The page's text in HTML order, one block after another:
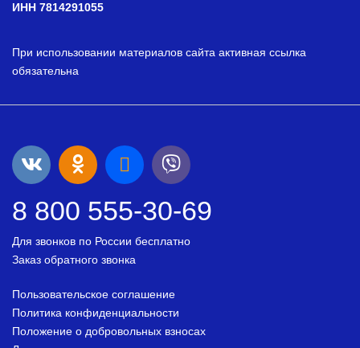
ИНН 7814291055
При использовании материалов сайта активная ссылка
обязательна
8 800 555-30-69
Для звонков по России бесплатно
Заказ обратного звонка
Пользовательское соглашение
Политика конфиденциальности
Положение о добровольных взносах